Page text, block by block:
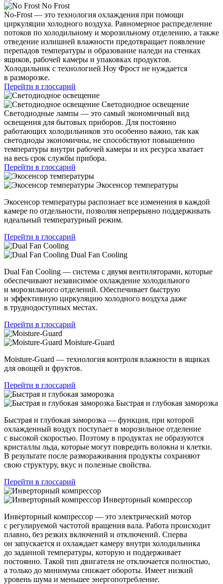
No Frost
No-Frost — это технология охлаждения при помощи
циркуляции холодного воздуха. Равномерное распределение
потоков по холодильному и морозильному отделению, а также
отведение излишней влажности предотвращает появление
перепадов температуры и образование наледи на стенках
ящиков, рабочей камеры и упаковках продуктов.
Холодильник с технологией Ноу Фрост не нуждается
в разморозке.
Перейти в глоссарий
Светодиодное освещение
Светодиодные лампы — это самый экономичный вид
освещения для бытовых приборов. Для постоянно
работающих холодильников это особенно важно, так как
светодиоды экономичны, не способствуют повышению
температуры внутри рабочей камеры и их ресурса хватает
на весь срок службы прибора.
Перейти в глоссарий
Экосенсор температуры
Экосенсор температуры распознает все изменения в каждой
камере по отдельности, позволяя непрерывно поддерживать
идеальный температурный режим.
Перейти в глоссарий
Dual Fan Cooling
Dual Fan Cooling — система с двумя вентиляторами, которые
обеспечивают независимое охлаждение холодильного
и морозильного отделений. Обеспечивает быструю
и эффективную циркуляцию холодного воздуха даже
в труднодоступных местах.
Перейти в глоссарий
Moisture-Guard
Moisture-Guard — технология контроля влажности в ящиках
для овощей и фруктов.
Перейти в глоссарий
Быстрая и глубокая заморозка
Быстрая и глубокая заморозка — функция, при которой
охлажденный воздух поступает в морозильное отделение
с высокой скоростью. Поэтому в продуктах не образуются
кристаллы льда, которые могут повредить волокна и клетки.
В результате после размораживания продукты сохраняют
свою структуру, вкус и полезные свойства.
Перейти в глоссарий
Инверторный компрессор
Инверторный компрессор — это электрический мотор
с регулируемой частотой вращения вала. Работа происходит
плавно, без резких включений и отключений. Сперва
он запускается и охлаждает камеру внутри холодильника
до заданной температуры, которую и поддерживает
постоянно. Такой тип двигателя не отключается полностью,
а только до минимума снижает обороты. Имеет низкий
уровень шума и меньшее энергопотребление.